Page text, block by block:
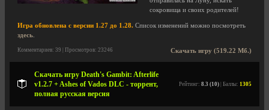
сокровища и своих родителей!
Игра обновлена с версии 1.27 до 1.28. Список изменений можно посмотреть
здесь
Скачать игру (519.22 Мб.)
Комментариев: 39 | Просмотров: 23246
Скачать игру Death's Gambit: Afterlife
v1.2.7 + Ashes of Vados DLC - торрент,
полная русская версия
Рейтинг: 8.3 (10) | Баллы: 1305